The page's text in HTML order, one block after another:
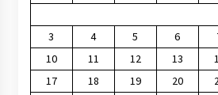
3
4 5 6
10
11 12 13
17
18 19 20